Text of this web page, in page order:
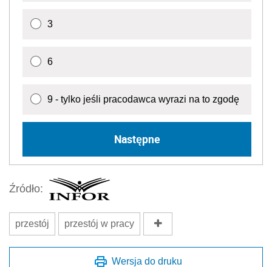
3
6
9 - tylko jeśli pracodawca wyrazi na to zgodę
Następne
Źródło:
przestój przestój w pracy
Wersja do druku